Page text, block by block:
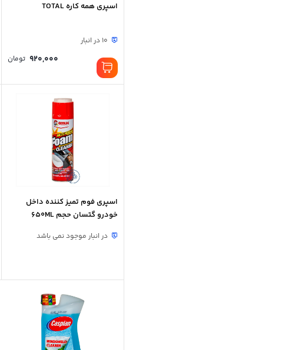
اسپری همه کاره TOTAL
10 در انبار
920,000 تومان
اسپری فوم تمیز کننده داخل
خودرو گتسان حجم 650ML
در انبار موجود نمی باشد